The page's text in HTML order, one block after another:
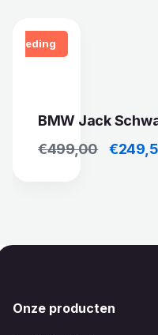
BMW Jack
€499,00 €
Onze producten